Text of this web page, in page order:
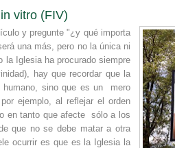
vitro (FIV)
y pregunte "¿y qué importa
una más, pero no la única ni
la Iglesia ha procurado siempre
hay que recordar que la
humano, sino que es un mero
ejemplo, al reflejar el orden
en tanto que afecte sólo a los
que no se debe matar a otra
ocurrir es que es la Iglesia la